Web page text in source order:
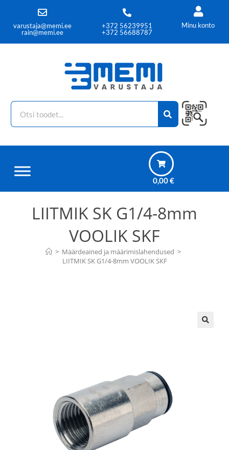
varustaja@memi.ee
rain@memi.ee
+372 56239951
+372 56688787
Minu konto
0,00€
LIITMIK SK G1/4-8mm
VOOLIK SKF
> Määrdeained ja määrimislahendused >
LIITMIK SK G1/4-8mm VOOLIK SKF